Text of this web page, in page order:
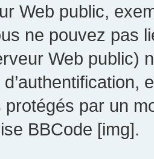
Web public,
ne pouvez pas
Web public)
protégés par un
BBCode [img].